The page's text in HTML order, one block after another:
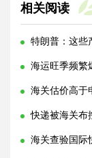
相关阅读
特朗普：这些
海运旺季频繁爆舱
海关估价高于申
快递被海关布控查
海关查验国际快